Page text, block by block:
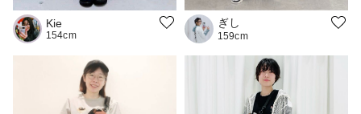
Kie
154cm
ぎし
159cm